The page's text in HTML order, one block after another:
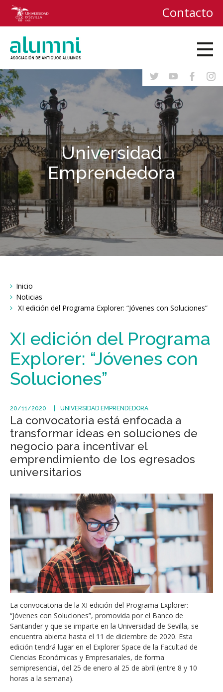
Contacto
Universidad
Emprendedora
Breadcrumbs
You
are
here:
Inicio
Noticias
XI edición del Programa Explorer: “Jóvenes con Soluciones”
XI edición del Programa
Explorer: “Jóvenes con
Soluciones”
20/11/2020 UNIVERSIDAD EMPRENDEDORA
La convocatoria está enfocada a
transformar ideas en soluciones de
negocio para incentivar el
emprendimiento de los egresados
universitarios
La convocatoria de la XI edición del Programa Explorer:
“Jóvenes con Soluciones”, promovida por el Banco de
Santander y que se imparte en la Universidad de Sevilla, se
encuentra abierta hasta el 11 de diciembre de 2020. Esta
edición tendrá lugar en el Explorer Space de la Facultad de
Ciencias Económicas y Empresariales, de forma
semipresencial, del 25 de enero al 25 de abril (entre 8 y 10
horas a la semana).